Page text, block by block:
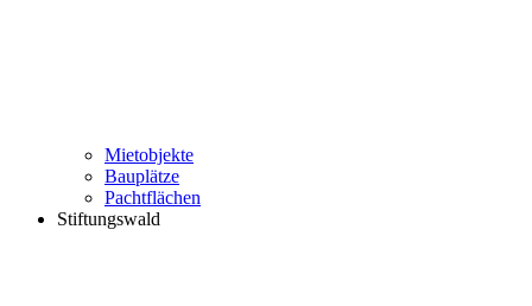
Mietobjekte
Bauplätze
Pachtflächen
Stiftungswald